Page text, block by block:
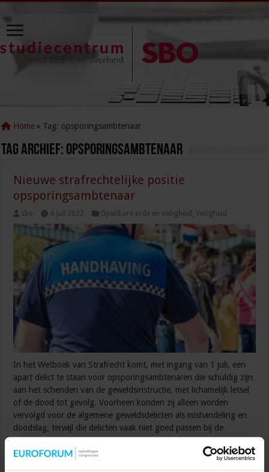
Home » Tag: opsporingsambtenaar
Tag Archief: opsporingsambtenaar
Nieuwe strafrechtelijke positie
opsporingsambtenaar
sbo 4 juli 2022 Openbare orde en veiligheid ,Veiligheid
In het Wetboek van Strafrecht komt, met ingang van 1 juli, een
apart delict te staan voor opsporingsambtenaren die schuldig zijn
aan het schenden van de geweldsinstructie, met lichamelijk letsel
of de dood tot gevolg. Voorheen konden zij alleen worden
vervolgd voor de algemene geweldsdelicten als mishandeling en
doodslag, terwijl die delicten vaak niet goed passen bij de
situaties waarin …